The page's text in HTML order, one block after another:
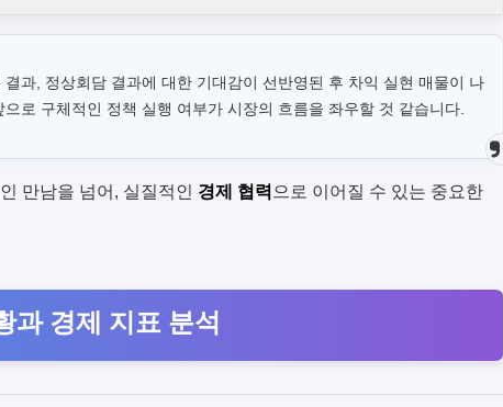
과, 정상회담 결과에 대한 기대감이 선반영된 후 차익 실현 매물이 나
로 구체적인 정책 실행 여부가 시장의 흐름을 좌우할 것 같습니다.
만남을 넘어, 실질적인 경제 협력 으로 이어질 수 있는 중요한
과 경제 지표 분석